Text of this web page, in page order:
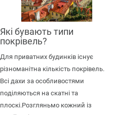
Які бувають типи
покрівель?
Для приватних будинків існує
різноманітна кількість покрівель.
Всі дахи за особливостями
поділяються на скатні та
плоскі.Розгляньмо кожний із